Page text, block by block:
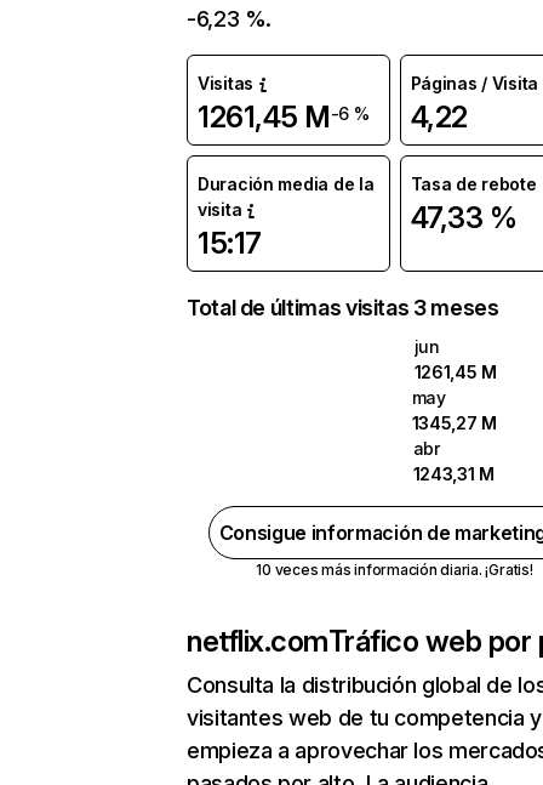
-6,23 %.
Visitas
1261,45 M-6 %
Páginas / Visita
4,22
Duración media de la
visita
15:17
Tasa de rebote
47,33 %
Total de últimas visitas 3 meses
jun
1261,45 M
may
1345,27 M
abr
1243,31 M
Consigue información de
10 veces más información diaria. ¡Gratis!
netflix.comTráfico web por
Consulta la distribución global de
visitantes web de tu competencia y
empieza a aprovechar los